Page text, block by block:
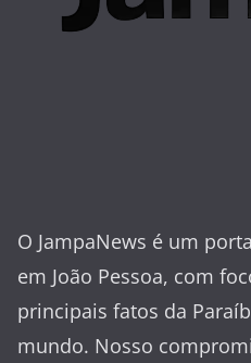
O JampaNews é um
em João Pessoa, com
principais fatos da
mundo. Nosso